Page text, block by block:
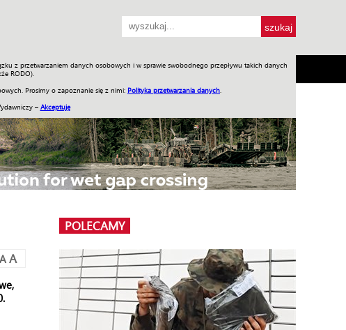
z przetwarzaniem danych osobowych i w sprawie swobodnego przepływu takich danych
RODO).
Prosimy o zapoznanie się z nimi: Polityka przetwarzania danych
– Akceptuję
ENGLISH SKLEP Jednodniówki Praca w WIW
A A
POLECAMY